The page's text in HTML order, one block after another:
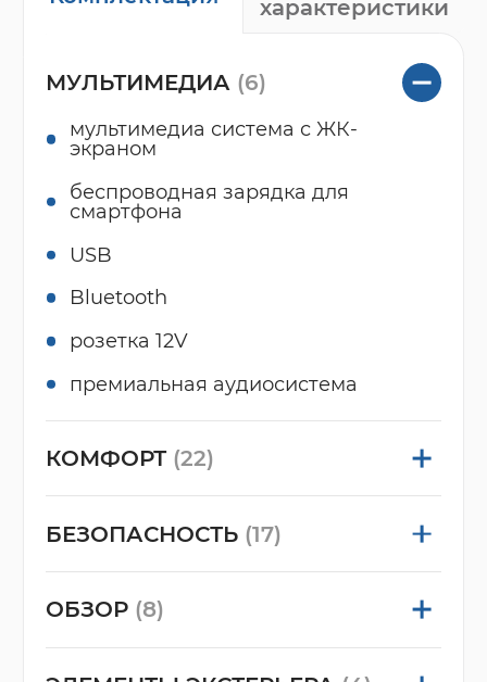
характеристики
МУЛЬТИМЕДИА (6)
мультимедиа система с ЖК-
экраном
беспроводная зарядка для
смартфона
USB
Bluetooth
розетка 12V
премиальная аудиосистема
КОМФОРТ (22)
БЕЗОПАСНОСТЬ (17)
ОБЗОР (8)